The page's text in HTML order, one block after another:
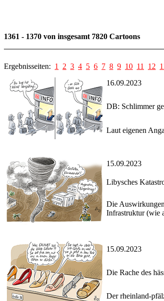
1361 - 1370 von insgesamt 7820 Cartoons
Ergebnisseiten: 1 2 3 4 5 6 7 8 9 10 11 12
16.09.2023
DB: Schlimmer
Laut eigenen
15.09.2023
Libysches
Die
Infrastruktur (wie
15.09.2023
Die Rache des
Der rheinland-